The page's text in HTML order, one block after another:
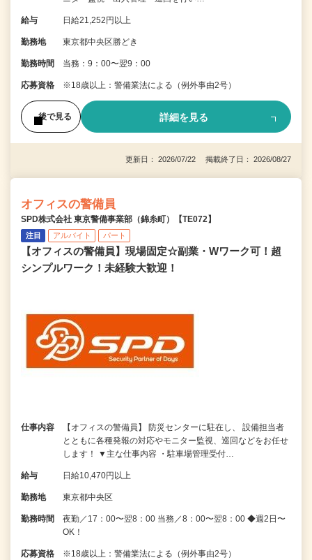
給与 日給21,252円以上
勤務地 東京都中央区勝どき
勤務時間 当務：9：00〜翌9：00
応募資格 ※18歳以上：警備業法による（例外事由2号）
後で見る 詳細を見る
更新日： 2026/07/22 掲載終了日： 2026/08/27
オフィスの警備員
SPD株式会社 東京警備事業部（錦糸町）【TE072】
注目 アルバイト パート
【オフィスの警備員】現場固定☆副業・Wワーク可！超
シンプルワーク！未経験大歓迎！
仕事内容
【オフィスの警備員】 防災センターに駐在し、 設備担当者
とともに各種発報の対応やモニター監視、巡回などをお任せ
します！ ▼主な仕事内容 ・駐車場管理受付…
給与 日給10,470円以上
勤務地 東京都中央区
勤務時間
夜勤／17：00〜翌8：00 当務／8：00〜翌8：00 ◆週2日〜
OK！
応募資格 ※18歳以上：警備業法による（例外事由2号）